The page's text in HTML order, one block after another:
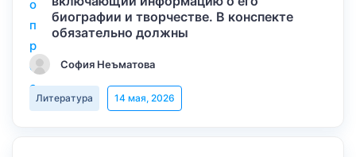
биографии и творчестве. В конспекте
обязательно должны
София Неъматова
Литература 14 мая, 2026